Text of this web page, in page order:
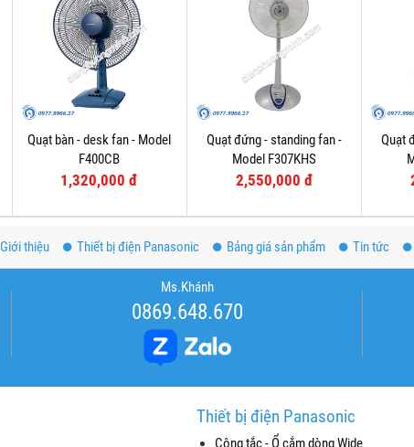
Quạt bàn - desk fan - Model
F400CB
1,320,000 đ
Quạt đứng - standing fan -
Model F307KHS
2,550,000 đ
Quạt
Giới thiệu Thiết bị điện Panasonic Bảng giá sản phẩm Tin tức
Ms.Khánh
0869.648.670
Thiết bị điện Panasonic
Công tắc - Ổ cắm dòng Wide